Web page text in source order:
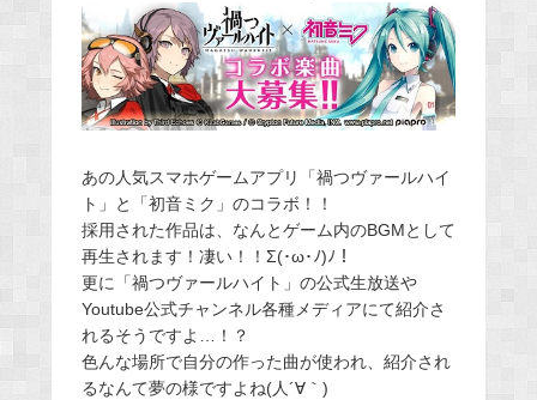
あの人気スマホゲームアプリ「禍つヴァールハイ
ト」と「初音ミク」のコラボ！！
採用された作品は、なんとゲーム内のBGMとして
再生されます！凄い！！Σ(･ω･ﾉ)ﾉ！
更に「禍つヴァールハイト」の公式生放送や
Youtube公式チャンネル各種メディアにて紹介さ
れるそうですよ…！？
色んな場所で自分の作った曲が使われ、紹介され
るなんて夢の様ですよね(人´∀｀)